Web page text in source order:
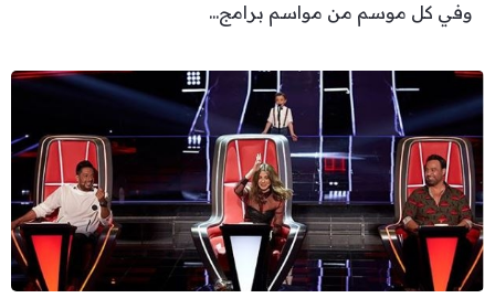
وفي كل موسم من مواسم برامج...